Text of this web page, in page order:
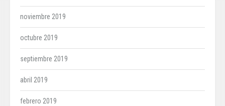
noviembre 2019
octubre 2019
septiembre 2019
abril 2019
febrero 2019